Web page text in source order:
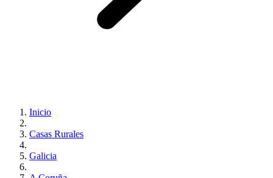
Inicio
Casas Rurales
Galicia